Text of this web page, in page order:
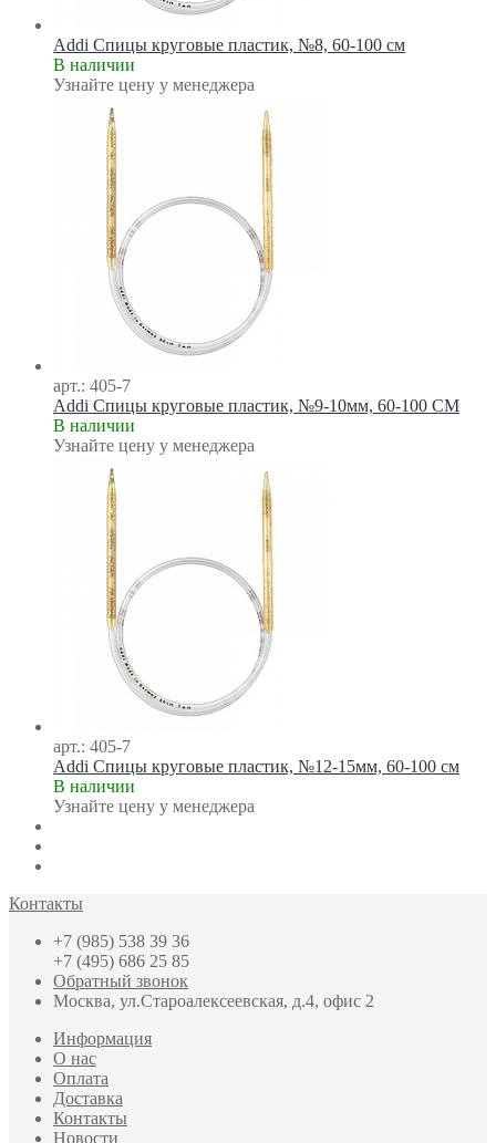
Addi Спицы круговые пластик, №8, 60-100 см
В наличии
Узнайте цену у менеджера
арт.: 405-7
Addi Спицы круговые пластик, №9-10мм, 60-100 СМ
В наличии
Узнайте цену у менеджера
арт.: 405-7
Addi Спицы круговые пластик, №12-15мм, 60-100 см
В наличии
Узнайте цену у менеджера
Контакты
+7 (985) 538 39 36
+7 (495) 686 25 85
Обратный звонок
Москва, ул.Староалексеевская, д.4, офис 2
Информация
О нас
Оплата
Доставка
Контакты
Новости